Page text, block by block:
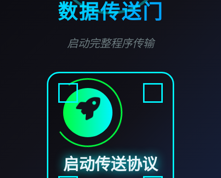
数据传送门
启动完整程序传输
启动传送协议